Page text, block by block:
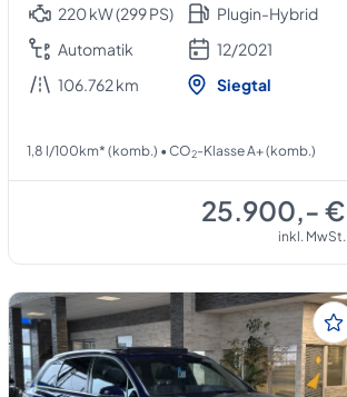
220 kW (299 PS)
Automatik
106.762 km
Plugin-Hybrid
12/2021
Siegtal
1,8 l/100km* (komb.) • CO2-Klasse A+ (komb.)
25.900,- €
inkl. MwSt.